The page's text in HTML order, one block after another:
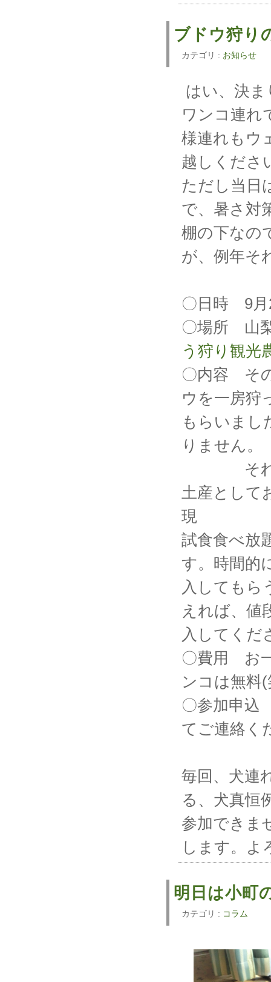
ブドウ狩り
カテゴリ : お知らせ
はい、決
ワンコ連れ
様連れもウ
越しくださ
ただし当日
で、暑さ対
棚の下なの
が、例年そ
〇日時 9
〇場所 山
う狩り観
〇内容 そ
ウを一房狩
もらいまし
りません。
それ以
土産として
現 地で
試食食べ放
す。時間的
入してもら
えれば、値
入してく
〇費用 お
ンコは無料
〇参加申込
てご連絡く
毎回、犬連
る、犬真恒
参加できま
します。よ
明日は小町
カテゴリ : コラム